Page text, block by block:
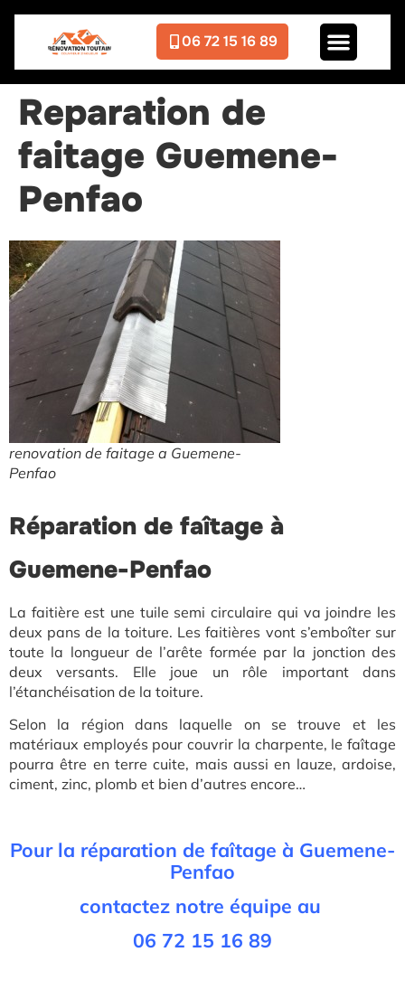
06 72 15 16 89
Reparation de
faitage Guemene-
Penfao
renovation de faitage a Guemene-
Penfao
Réparation de faîtage à
Guemene-Penfao
La faitière est une tuile semi circulaire qui va joindre les
deux pans de la toiture. Les faitières vont s’emboîter sur
toute la longueur de l’arête formée par la jonction des
deux versants. Elle joue un rôle important dans
l’étanchéisation de la toiture.
Selon la région dans laquelle on se trouve et les
matériaux employés pour couvrir la charpente, le faîtage
pourra être en terre cuite, mais aussi en lauze, ardoise,
ciment, zinc, plomb et bien d’autres encore…
Pour la réparation de faîtage à Guemene-
Penfao
contactez notre équipe au
06 72 15 16 89